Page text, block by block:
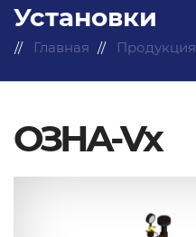
Установки
Главная Продукция
ОЗНА-Vx